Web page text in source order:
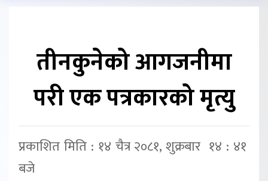
तीनकुनेको आगजनीमा
परी एक पत्रकारको मृत्यु
प्रकाशित मिति : १४ चैत्र २०८१, शुक्रबार १४ : ४१
बजे